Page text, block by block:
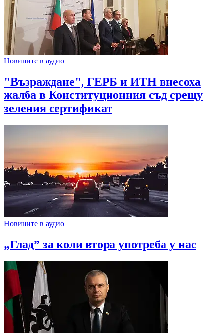
Новините в аудио
"Възраждане", ГЕРБ и ИТН внесоха
жалба в Конституционния съд срещу
зеления сертификат
Новините в аудио
„Глад” за коли втора употреба у нас